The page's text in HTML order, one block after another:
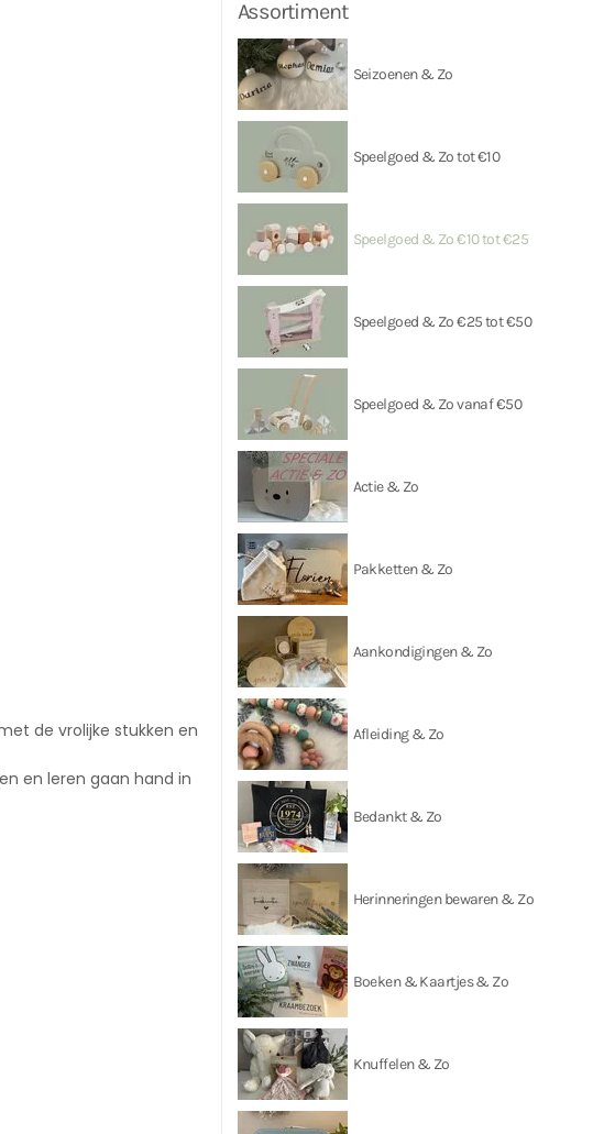
de vrolijke stukken en
en leren gaan hand in
Assortiment
Seizoenen & Zo
Speelgoed & Zo tot €10
Speelgoed & Zo €10 tot €25
Speelgoed & Zo €25 tot €50
Speelgoed & Zo vanaf €50
Actie & Zo
Pakketten & Zo
Aankondigingen & Zo
Afleiding & Zo
Bedankt & Zo
Herinneringen bewaren & Zo
Boeken & Kaartjes & Zo
Knuffelen & Zo